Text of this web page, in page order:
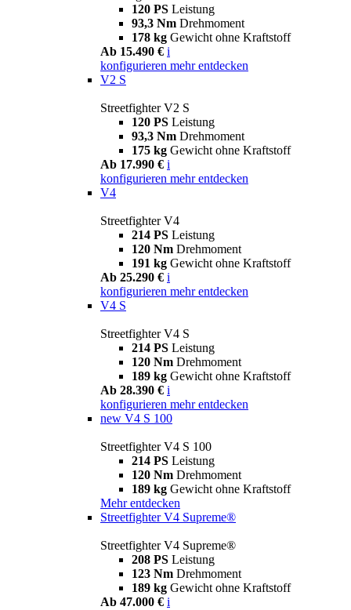
120 PS Leistung
93,3 Nm Drehmoment
178 kg Gewicht ohne Kraftstoff
Ab 15.490 € i
konfigurieren mehr entdecken
V2 S
Streetfighter V2 S
120 PS Leistung
93,3 Nm Drehmoment
175 kg Gewicht ohne Kraftstoff
Ab 17.990 € i
konfigurieren mehr entdecken
V4
Streetfighter V4
214 PS Leistung
120 Nm Drehmoment
191 kg Gewicht ohne Kraftstoff
Ab 25.290 € i
konfigurieren mehr entdecken
V4 S
Streetfighter V4 S
214 PS Leistung
120 Nm Drehmoment
189 kg Gewicht ohne Kraftstoff
Ab 28.390 € i
konfigurieren mehr entdecken
new V4 S 100
Streetfighter V4 S 100
214 PS Leistung
120 Nm Drehmoment
189 kg Gewicht ohne Kraftstoff
Mehr entdecken
Streetfighter V4 Supreme®
Streetfighter V4 Supreme®
208 PS Leistung
123 Nm Drehmoment
189 kg Gewicht ohne Kraftstoff
Ab 47.000 € i